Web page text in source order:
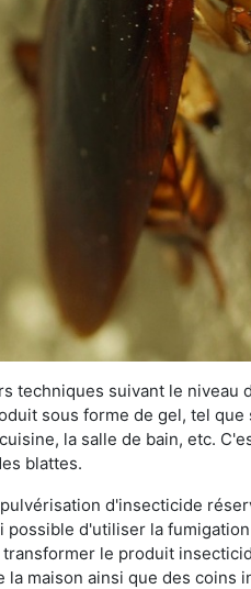
techniques suivant le
sous forme de gel, tel
la salle de bain, etc.
blattes.
d'insecticide
d'utiliser la
le produit
maison ainsi que des